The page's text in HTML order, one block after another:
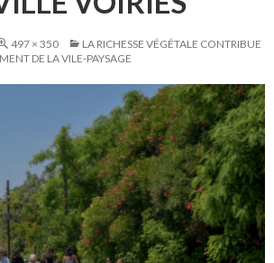
497 × 350
LA RICHESSE VÉGÉTALE CONTRIBUE
DE LA VILE-PAYSAGE